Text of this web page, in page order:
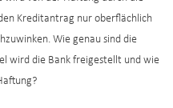
Kreditantrag nur oberflächlich
Wie genau sind die
wird die Bank freigestellt und wie